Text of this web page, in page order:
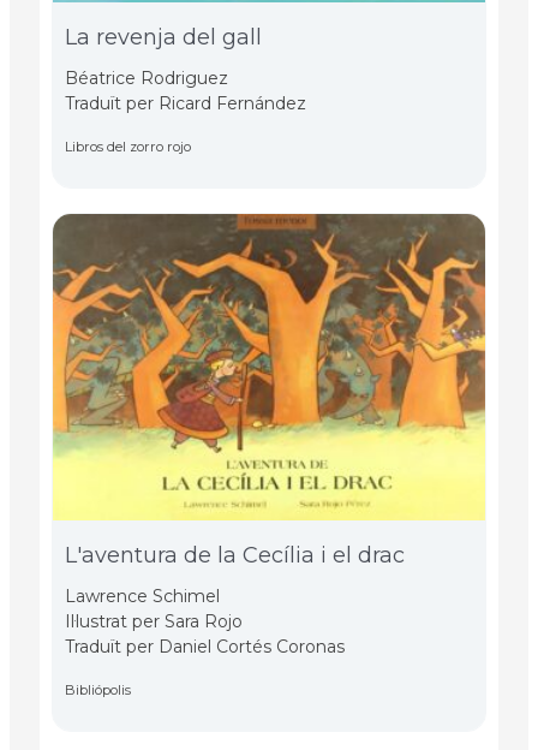
La revenja del gall
Béatrice Rodriguez
Traduït per Ricard Fernández
Libros del zorro rojo
L'aventura de la Cecília i el drac
Lawrence Schimel
Il·lustrat per Sara Rojo
Traduït per Daniel Cortés Coronas
Bibliópolis